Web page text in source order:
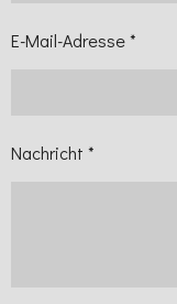
E-Mail-Adresse *
Nachricht *